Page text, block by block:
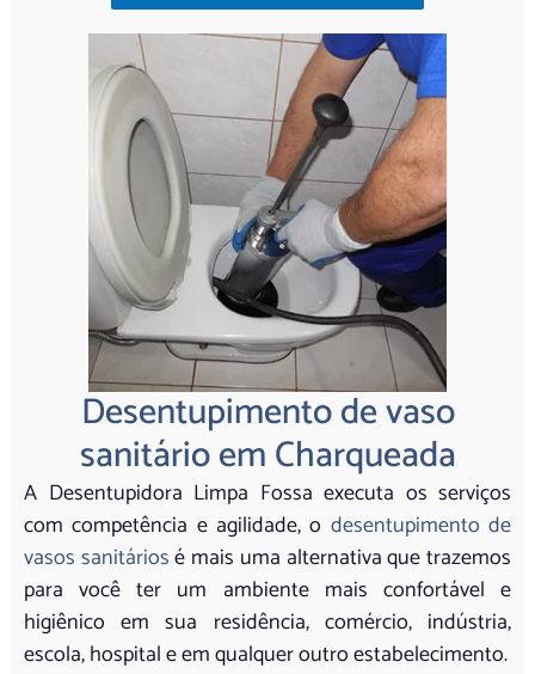
Desentupimento de vaso
sanitário em Charqueada
A Desentupidora Limpa Fossa executa os serviços
com competência e agilidade, o desentupimento de
vasos sanitáriosé mais uma alternativa que trazemos
para você ter um ambiente mais confortável e
higiênico em sua residência, comércio, indústria,
escola, hospital e em qualquer outro estabelecimento.